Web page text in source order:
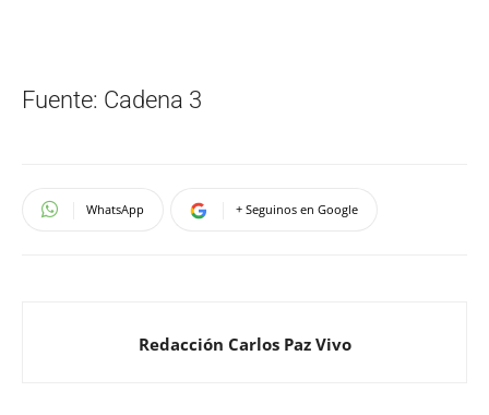
Fuente: Cadena 3
WhatsApp + Seguinos en Google
Redacción Carlos Paz Vivo